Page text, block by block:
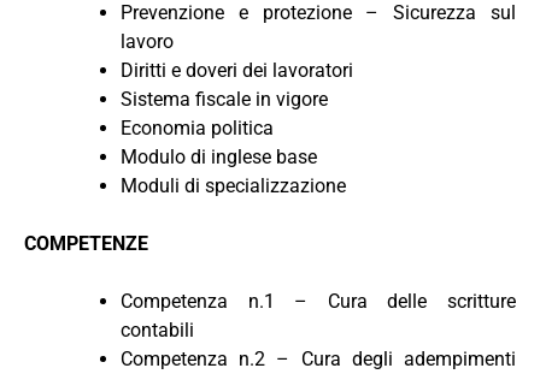
Prevenzione e protezione – Sicurezza sul
lavoro
Diritti e doveri dei lavoratori
Sistema fiscale in vigore
Economia politica
Modulo di inglese base
Moduli di specializzazione
COMPETENZE
Competenza n.1 – Cura delle scritture
contabili
Competenza n.2 – Cura degli adempimenti